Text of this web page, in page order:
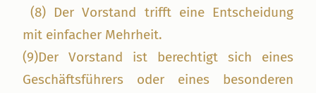
(8) Der Vorstand trifft eine Entscheidung
mit einfacher Mehrheit.
(9)Der Vorstand ist berechtigt sich eines
Geschäftsführers oder eines besonderen